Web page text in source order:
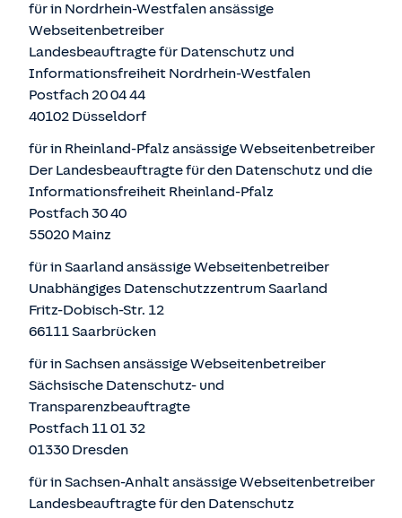
für in Nordrhein-Westfalen ansässige
Webseitenbetreiber
Landesbeauftragte für Datenschutz und
Informationsfreiheit Nordrhein-Westfalen
Postfach 20 04 44
40102 Düsseldorf
für in Rheinland-Pfalz ansässige Webseitenbetreiber
Der Landesbeauftragte für den Datenschutz und die
Informationsfreiheit Rheinland-Pfalz
Postfach 30 40
55020 Mainz
für in Saarland ansässige Webseitenbetreiber
Unabhängiges Datenschutzzentrum Saarland
Fritz-Dobisch-Str. 12
66111 Saarbrücken
für in Sachsen ansässige Webseitenbetreiber
Sächsische Datenschutz- und
Transparenzbeauftragte
Postfach 11 01 32
01330 Dresden
für in Sachsen-Anhalt ansässige Webseitenbetreiber
Landesbeauftragte für den Datenschutz